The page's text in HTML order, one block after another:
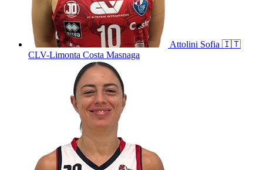
Attolini Sofia 🇮🇹
CLV-Limonta Costa Masnaga